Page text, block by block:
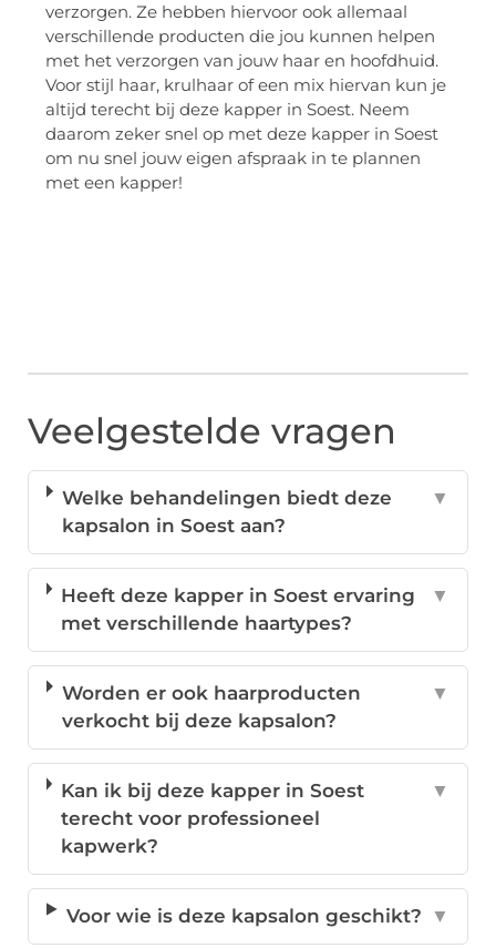
verzorgen. Ze hebben hiervoor ook allemaal
verschillende producten die jou kunnen helpen
met het verzorgen van jouw haar en hoofdhuid.
Voor stijl haar, krulhaar of een mix hiervan kun je
altijd terecht bij deze kapper in Soest. Neem
daarom zeker snel op met deze kapper in Soest
om nu snel jouw eigen afspraak in te plannen
met een kapper!
Veelgestelde vragen
Welke behandelingen biedt deze
kapsalon in Soest aan?
▼
Heeft deze kapper in Soest ervaring
met verschillende haartypes?
▼
Worden er ook haarproducten
verkocht bij deze kapsalon?
▼
Kan ik bij deze kapper in Soest
terecht voor professioneel
kapwerk?
▼
Voor wie is deze kapsalon geschikt? ▼